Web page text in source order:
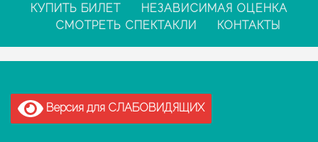
КУПИТЬ БИЛЕТ
НЕЗАВИСИМАЯ ОЦЕНКА
СМОТРЕТЬ СПЕКТАКЛИ
КОНТАКТЫ
Версия для СЛАБОВИДЯЩИХ